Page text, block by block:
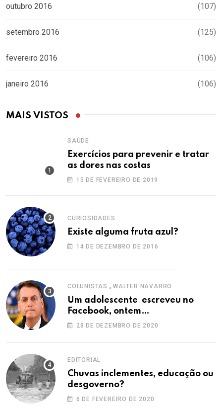
outubro 2016 (107)
setembro 2016 (125)
fevereiro 2016 (106)
janeiro 2016 (106)
MAIS VISTOS
SAÚDE
Exercícios para prevenir e tratar
as dores nas costas
15 DE FEVEREIRO DE 2019
CURIOSIDADES
Existe alguma fruta azul?
14 DE DEZEMBRO DE 2016
COLUNISTAS , WALTER NAVARRO
Um adolescente escreveu no
Facebook, ontem…
28 DE DEZEMBRO DE 2020
EDITORIAL
Chuvas inclementes, educação ou
desgoverno?
6 DE FEVEREIRO DE 2020